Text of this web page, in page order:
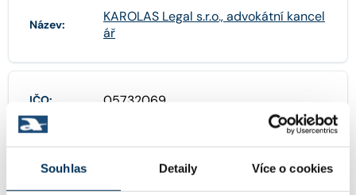
Souhlas Detaily Více o cookies
Název:
KAROLAS Legal s.r.o., advokátní kancel
ář
IČO: 05732069
Adresa: Na Příkopě 988/31 , 11000 Praha